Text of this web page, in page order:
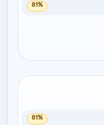
81%
81%